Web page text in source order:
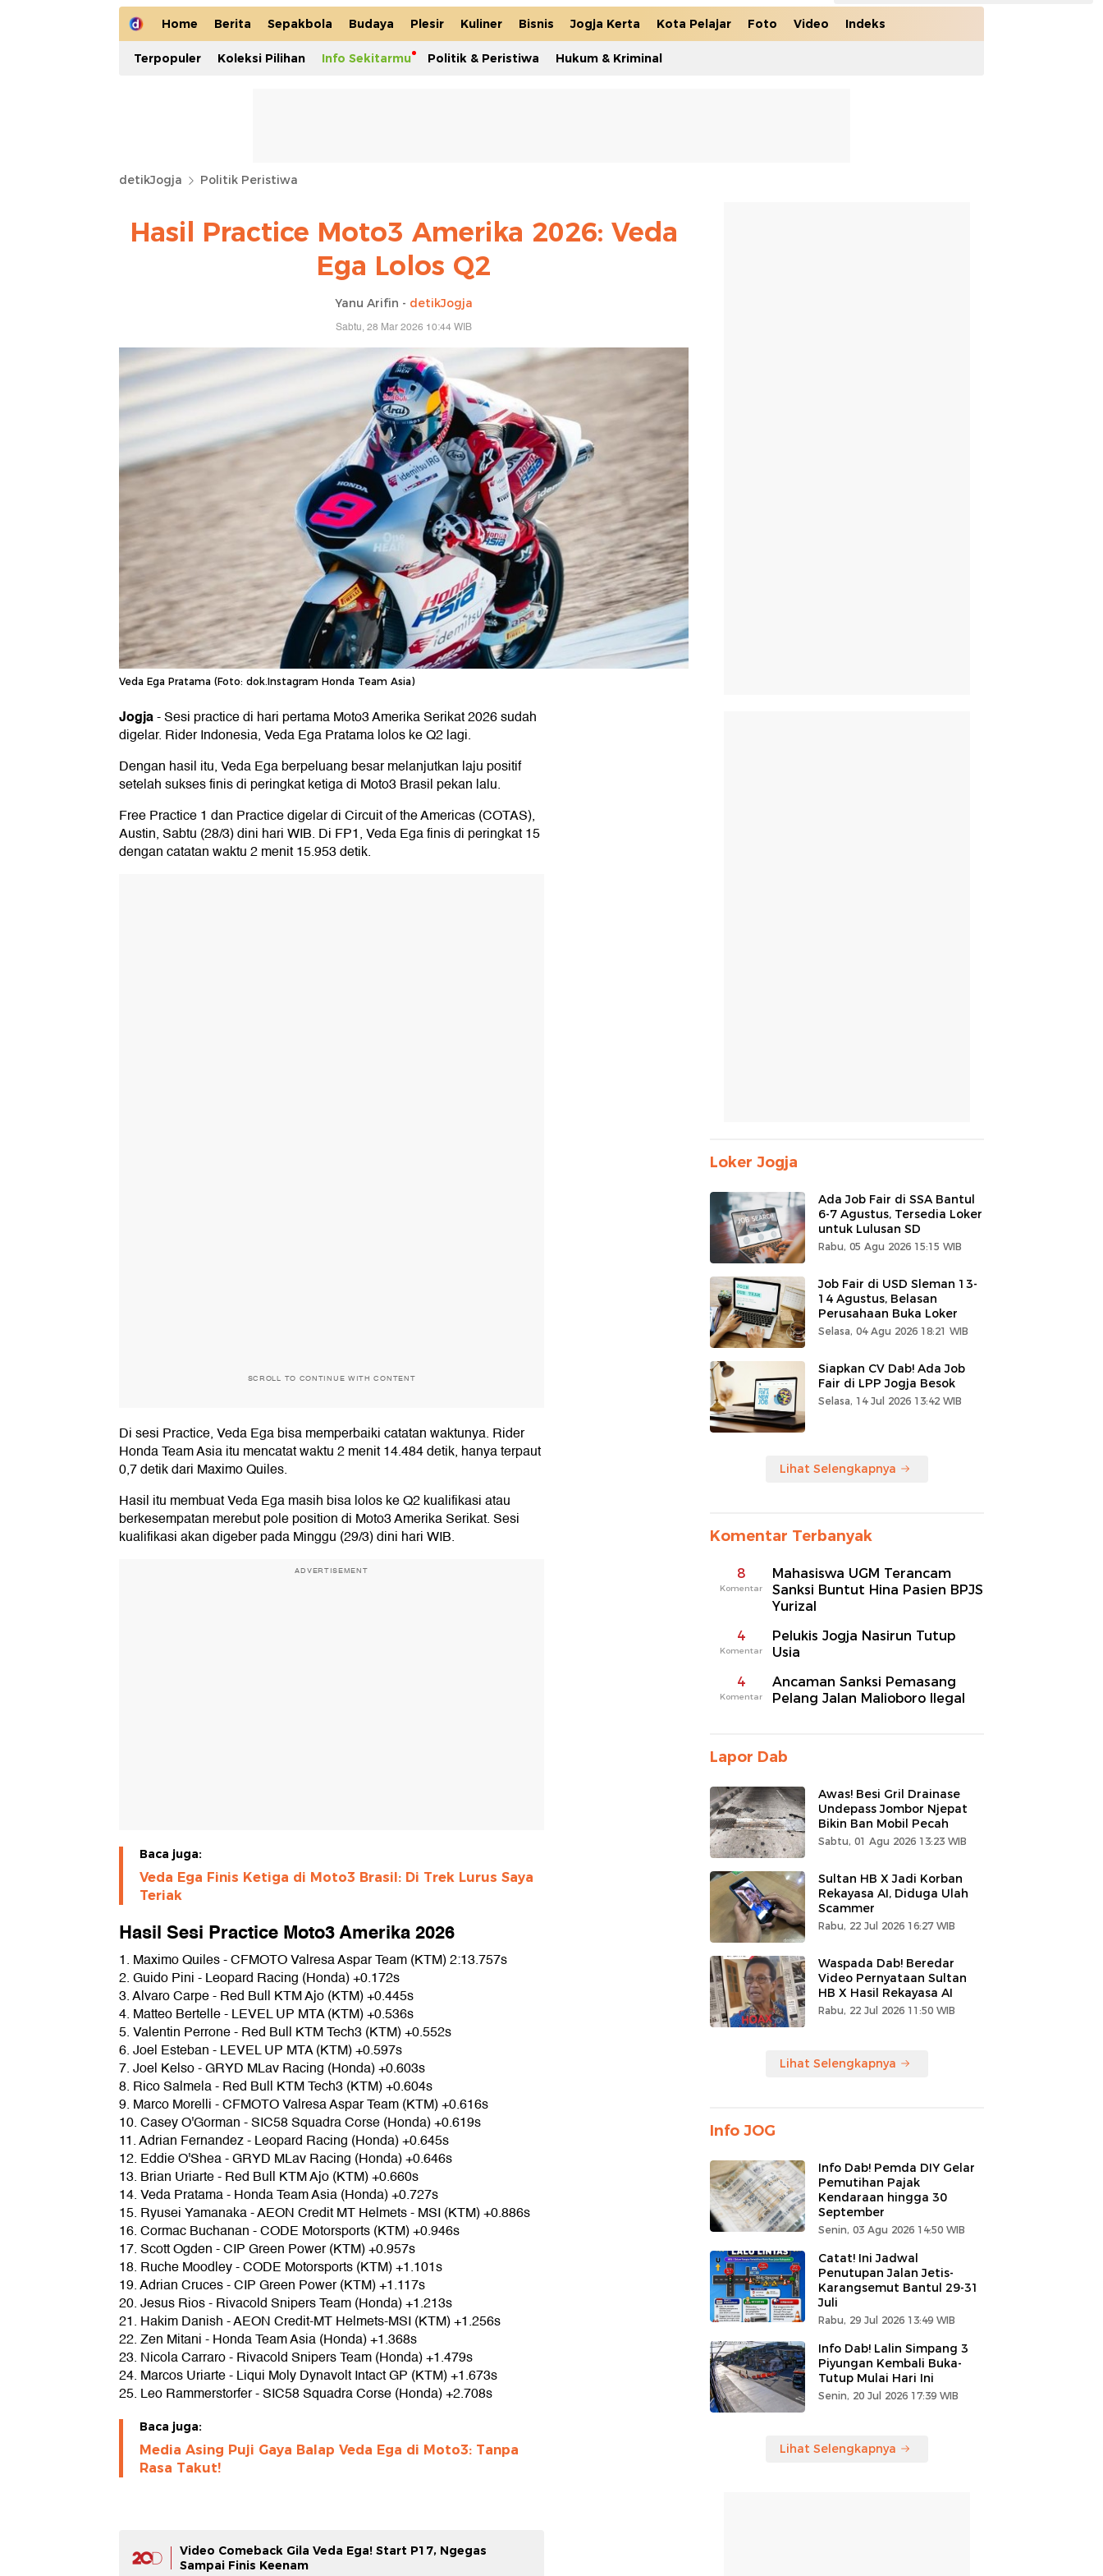
Home Berita Sepakbola Budaya Plesir Kuliner Bisnis Jogja Kerta Kota Pelajar Foto Video Indeks
Terpopuler Koleksi Pilihan Info Sekitarmu Politik & Peristiwa Hukum & Kriminal
detikJogja Politik Peristiwa
Hasil Practice Moto3 Amerika 2026: Veda
Ega Lolos Q2
Yanu Arifin - detikJogja
Sabtu, 28 Mar 2026 10:44 WIB
Veda Ega Pratama (Foto: dok.Instagram Honda Team Asia)
Jogja-Sesi practice di hari pertama Moto3 Amerika Serikat 2026 sudah
digelar. Rider Indonesia, Veda Ega Pratama lolos ke Q2 lagi.
Dengan hasil itu, Veda Ega berpeluang besar melanjutkan laju positif
setelah sukses finis di peringkat ketiga di Moto3 Brasil pekan lalu.
Free Practice 1 dan Practice digelar di Circuit of the Americas (COTAS),
Austin, Sabtu (28/3) dini hari WIB. Di FP1, Veda Ega finis di peringkat 15
dengan catatan waktu 2 menit 15.953 detik.
SCROLL TO CONTINUE WITH CONTENT
Di sesi Practice, Veda Ega bisa memperbaiki catatan waktunya. Rider
Honda Team Asia itu mencatat waktu 2 menit 14.484 detik, hanya terpaut
0,7 detik dari Maximo Quiles.
Hasil itu membuat Veda Ega masih bisa lolos ke Q2 kualifikasi atau
berkesempatan merebut pole position di Moto3 Amerika Serikat. Sesi
kualifikasi akan digeber pada Minggu (29/3) dini hari WIB.
ADVERTISEMENT
Baca juga:
Veda Ega Finis Ketiga di Moto3 Brasil: Di Trek Lurus Saya
Teriak
Hasil Sesi Practice Moto3 Amerika 2026
1. Maximo Quiles - CFMOTO Valresa Aspar Team (KTM) 2:13.757s
2. Guido Pini - Leopard Racing (Honda) +0.172s
3. Alvaro Carpe - Red Bull KTM Ajo (KTM) +0.445s
4. Matteo Bertelle - LEVEL UP MTA (KTM) +0.536s
5. Valentin Perrone - Red Bull KTM Tech3 (KTM) +0.552s
6. Joel Esteban - LEVEL UP MTA (KTM) +0.597s
7. Joel Kelso - GRYD MLav Racing (Honda) +0.603s
8. Rico Salmela - Red Bull KTM Tech3 (KTM) +0.604s
9. Marco Morelli - CFMOTO Valresa Aspar Team (KTM) +0.616s
10. Casey O'Gorman - SIC58 Squadra Corse (Honda) +0.619s
11. Adrian Fernandez - Leopard Racing (Honda) +0.645s
12. Eddie O'Shea - GRYD MLav Racing (Honda) +0.646s
13. Brian Uriarte - Red Bull KTM Ajo (KTM) +0.660s
14. Veda Pratama - Honda Team Asia (Honda) +0.727s
15. Ryusei Yamanaka - AEON Credit MT Helmets - MSI (KTM) +0.886s
16. Cormac Buchanan - CODE Motorsports (KTM) +0.946s
17. Scott Ogden - CIP Green Power (KTM) +0.957s
18. Ruche Moodley - CODE Motorsports (KTM) +1.101s
19. Adrian Cruces - CIP Green Power (KTM) +1.117s
20. Jesus Rios - Rivacold Snipers Team (Honda) +1.213s
21. Hakim Danish - AEON Credit-MT Helmets-MSI (KTM) +1.256s
22. Zen Mitani - Honda Team Asia (Honda) +1.368s
23. Nicola Carraro - Rivacold Snipers Team (Honda) +1.479s
24. Marcos Uriarte - Liqui Moly Dynavolt Intact GP (KTM) +1.673s
25. Leo Rammerstorfer - SIC58 Squadra Corse (Honda) +2.708s
Baca juga:
Media Asing Puji Gaya Balap Veda Ega di Moto3: Tanpa
Rasa Takut!
Video Comeback Gila Veda Ega! Start P17, Ngegas
Sampai Finis Keenam
Loker Jogja
Ada Job Fair di SSA Bantul
6-7 Agustus, Tersedia Loker
untuk Lulusan SD
Rabu, 05 Agu 2026 15:15 WIB
Job Fair di USD Sleman 13-
14 Agustus, Belasan
Perusahaan Buka Loker
Selasa, 04 Agu 2026 18:21 WIB
Siapkan CV Dab! Ada Job
Fair di LPP Jogja Besok
Selasa, 14 Jul 2026 13:42 WIB
Lihat Selengkapnya
Komentar Terbanyak
8
Komentar
Mahasiswa UGM Terancam
Sanksi Buntut Hina Pasien BPJS
Yurizal
4
Komentar
Pelukis Jogja Nasirun Tutup
Usia
4
Komentar
Ancaman Sanksi Pemasang
Pelang Jalan Malioboro Ilegal
Lapor Dab
Awas! Besi Gril Drainase
Undepass Jombor Njepat
Bikin Ban Mobil Pecah
Sabtu, 01 Agu 2026 13:23 WIB
Sultan HB X Jadi Korban
Rekayasa AI, Diduga Ulah
Scammer
Rabu, 22 Jul 2026 16:27 WIB
Waspada Dab! Beredar
Video Pernyataan Sultan
HB X Hasil Rekayasa AI
Rabu, 22 Jul 2026 11:50 WIB
Lihat Selengkapnya
Info JOG
Info Dab! Pemda DIY Gelar
Pemutihan Pajak
Kendaraan hingga 30
September
Senin, 03 Agu 2026 14:50 WIB
Catat! Ini Jadwal
Penutupan Jalan Jetis-
Karangsemut Bantul 29-31
Juli
Rabu, 29 Jul 2026 13:49 WIB
Info Dab! Lalin Simpang 3
Piyungan Kembali Buka-
Tutup Mulai Hari Ini
Senin, 20 Jul 2026 17:39 WIB
Lihat Selengkapnya